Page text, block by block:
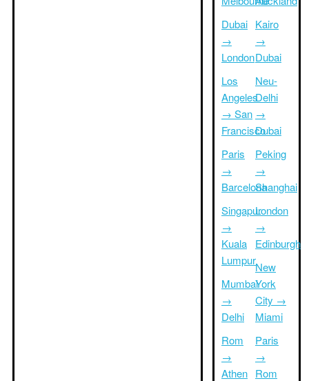
Dubai
→
London
Los
Angeles
→ San
Francisco
Paris
→
Barcelona
Singapur
→
Kuala
Lumpur
Mumbai
→
Delhi
Rom
→
Athen
Kairo
→
Dubai
Neu-
Delhi
→
Dubai
Peking
→
Shanghai
London
→
Edinburgh
New
York
City →
Miami
Paris
→
Rom